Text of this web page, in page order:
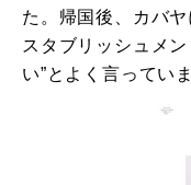
た。帰国後、カバ
スタブリッシュメ
い”とよく言ってい